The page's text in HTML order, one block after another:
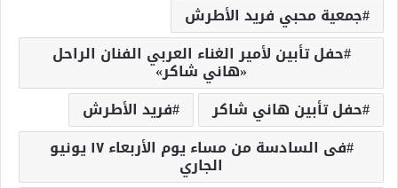
جمعية محبي فريد الأطرش
حفل تأبين لأمير الغناء العربي الفنان الراحل
«هاني شاكر»
حفل تأبين هاني شاكر
فريد الأطرش
فى السادسة من مساء يوم الأربعاء ١٧ يونيو
الجاري